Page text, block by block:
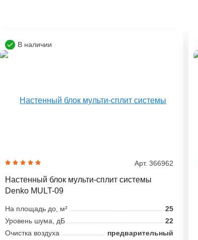
В наличии
Арт. 366962
Настенный блок мульти-сплит системы
Denko MULT-09
На площадь до, м²
25
Уровень шума, дБ
22
Очистка воздуха
предварительный